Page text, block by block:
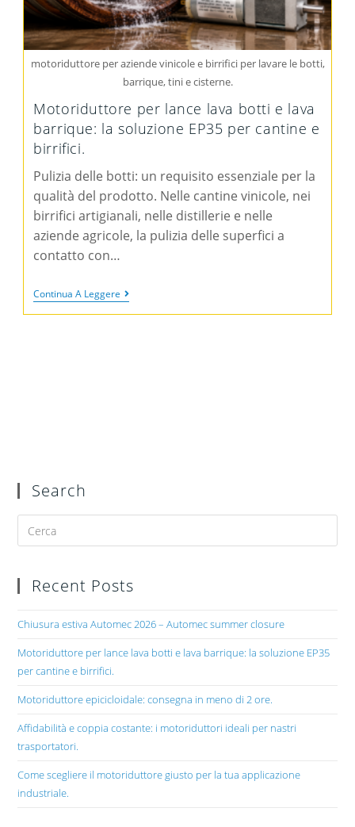
motoriduttore per aziende vinicole e birrifici per lavare le botti,
barrique, tini e cisterne.
Motoriduttore per lance lava botti e lava
barrique: la soluzione EP35 per cantine e
birrifici.
Pulizia delle botti: un requisito essenziale per la
qualità del prodotto. Nelle cantine vinicole, nei
birrifici artigianali, nelle distillerie e nelle
aziende agricole, la pulizia delle superfici a
contatto con…
Continua A Leggere
Search
Recent Posts
Chiusura estiva Automec 2026 – Automec summer closure
Motoriduttore per lance lava botti e lava barrique: la soluzione EP35
per cantine e birrifici.
Motoriduttore epicicloidale: consegna in meno di 2 ore.
Affidabilità e coppia costante: i motoriduttori ideali per nastri
trasportatori.
Come scegliere il motoriduttore giusto per la tua applicazione
industriale.